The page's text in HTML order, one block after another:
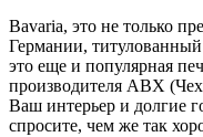
Bavaria, это не только
Германии,
это еще и популярная
производителя АВХ
Ваш интерьер и долгие
спросите, чем же так